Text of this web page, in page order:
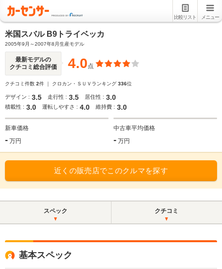
比較リスト メニュー
米国スバル B9トライベッカ
2005年9月～2007年8月生産モデル
最新モデルの
クチコミ総合評価
4.0点
クチコミ件数 2件 ｜ クロカン・ＳＵＶランキング 336位
デザイン : 3.5 走行性 : 3.5 居住性 : 3.0
積載性 : 3.0 運転しやすさ : 4.0 維持費 : 3.0
新車価格
- 万円
中古車平均価格
- 万円
近くの販売店でこのクルマを探す
スペック クチコミ
基本スペック